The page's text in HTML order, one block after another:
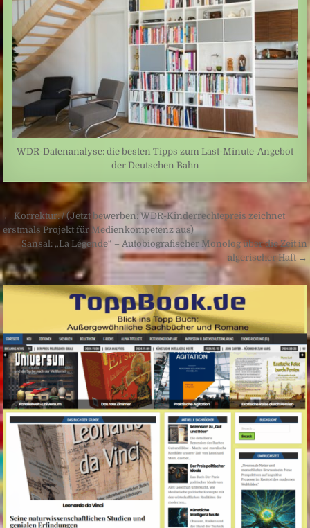
WDR-Datenanalyse: die besten Tipps zum Last-Minute-Angebot
der Deutschen Bahn
Beitragsnavigation
← Korrektur: / (Jetzt bewerben: WDR-Kinderrechtepreis zeichnet
erstmals Projekt für Medienkompetenz aus)
Sansal: „La Légende“ – Autobiografischer Monolog über die Zeit in
algerischer Haft →